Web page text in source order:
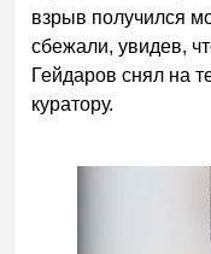
взрыв получился
сбежали, увидев,
Гейдаров снял на
куратору.